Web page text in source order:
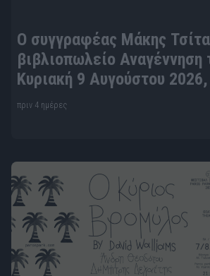
Ο συγγραφέας Μάκης
βιβλιοπωλείο Αναγέννηση
Κυριακή 9 Αυγούστου
πριν 4 ημέρες